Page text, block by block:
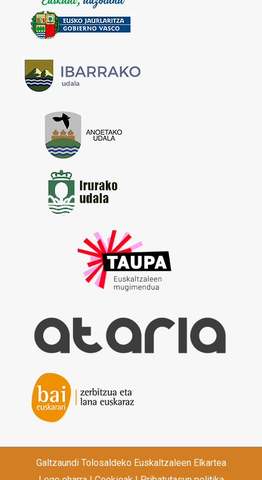
Galtzaundi Tolosaldeko Euskaltzaleen Elkartea